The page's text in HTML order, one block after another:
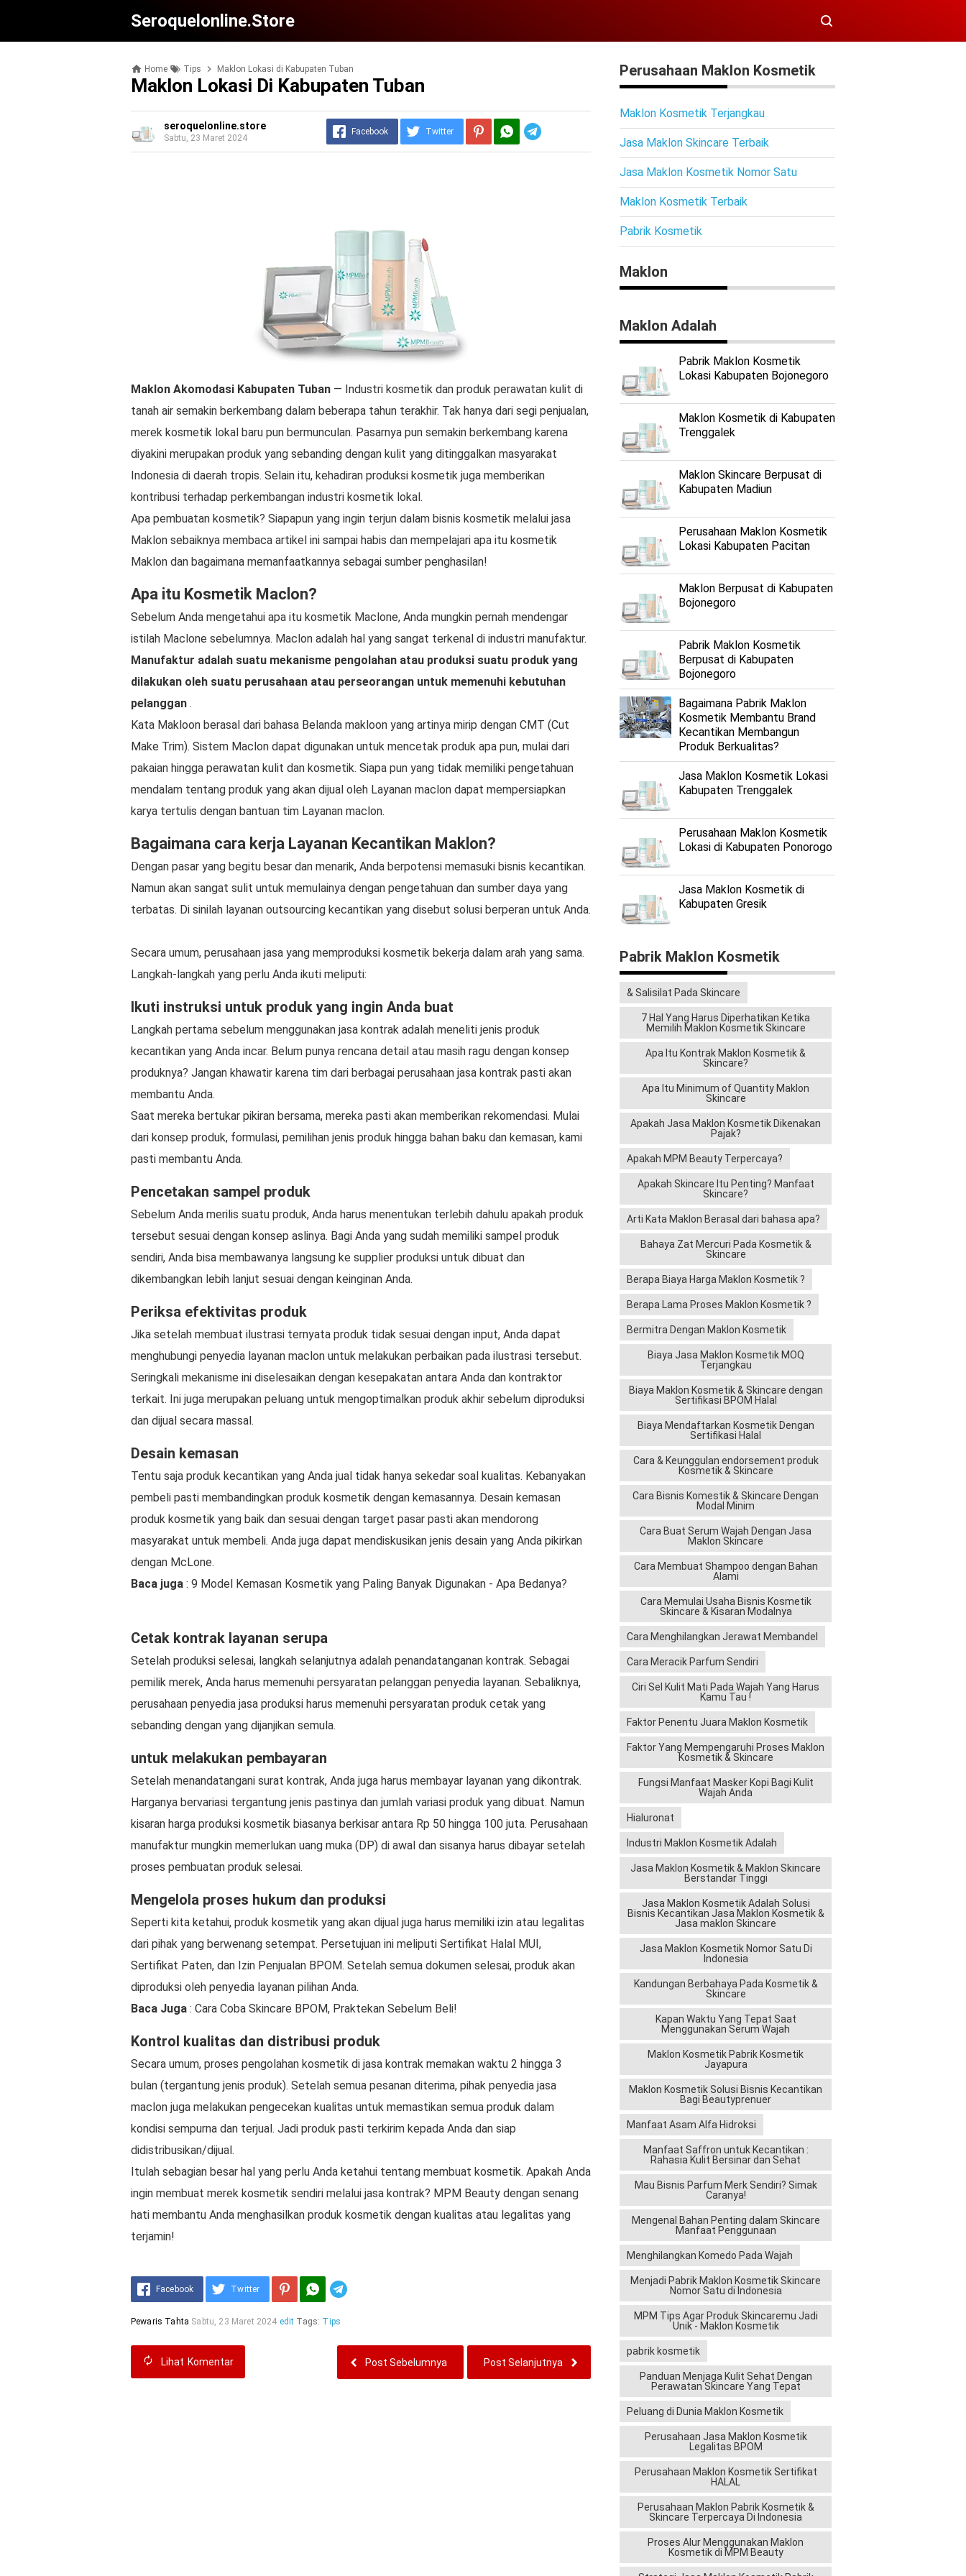
Seroquelonline.store
Home Tips Maklon Lokasi di Kabupaten Tuban
Maklon Lokasi Di Kabupaten Tuban
seroquelonline.store
Sabtu, 23 Maret 2024
Facebook Twitter
Maklon Akomodasi Kabupaten Tuban — Industri kosmetik dan produk perawatan kulit di
tanah air semakin berkembang dalam beberapa tahun terakhir. Tak hanya dari segi penjualan,
merek kosmetik lokal baru pun bermunculan. Pasarnya pun semakin berkembang karena
diyakini merupakan produk yang sebanding dengan kulit yang ditinggalkan masyarakat
Indonesia di daerah tropis. Selain itu, kehadiran produksi kosmetik juga memberikan
kontribusi terhadap perkembangan industri kosmetik lokal.
Apa pembuatan kosmetik? Siapapun yang ingin terjun dalam bisnis kosmetik melalui jasa
Maklon sebaiknya membaca artikel ini sampai habis dan mempelajari apa itu kosmetik
Maklon dan bagaimana memanfaatkannya sebagai sumber penghasilan!
Apa itu Kosmetik Maclon?
Sebelum Anda mengetahui apa itu kosmetik Maclone, Anda mungkin pernah mendengar
istilah Maclone sebelumnya. Maclon adalah hal yang sangat terkenal di industri manufaktur.
Manufaktur adalah suatu mekanisme pengolahan atau produksi suatu produk yang
dilakukan oleh suatu perusahaan atau perseorangan untuk memenuhi kebutuhan
pelanggan .
Kata Makloon berasal dari bahasa Belanda makloon yang artinya mirip dengan CMT (Cut
Make Trim). Sistem Maclon dapat digunakan untuk mencetak produk apa pun, mulai dari
pakaian hingga perawatan kulit dan kosmetik. Siapa pun yang tidak memiliki pengetahuan
mendalam tentang produk yang akan dijual oleh Layanan maclon dapat mempersiapkan
karya tertulis dengan bantuan tim Layanan maclon.
Bagaimana cara kerja Layanan Kecantikan Maklon?
Dengan pasar yang begitu besar dan menarik, Anda berpotensi memasuki bisnis kecantikan.
Namun akan sangat sulit untuk memulainya dengan pengetahuan dan sumber daya yang
terbatas. Di sinilah layanan outsourcing kecantikan yang disebut solusi berperan untuk Anda.
Secara umum, perusahaan jasa yang memproduksi kosmetik bekerja dalam arah yang sama.
Langkah-langkah yang perlu Anda ikuti meliputi:
Ikuti instruksi untuk produk yang ingin Anda buat
Langkah pertama sebelum menggunakan jasa kontrak adalah meneliti jenis produk
kecantikan yang Anda incar. Belum punya rencana detail atau masih ragu dengan konsep
produknya? Jangan khawatir karena tim dari berbagai perusahaan jasa kontrak pasti akan
membantu Anda.
Saat mereka bertukar pikiran bersama, mereka pasti akan memberikan rekomendasi. Mulai
dari konsep produk, formulasi, pemilihan jenis produk hingga bahan baku dan kemasan, kami
pasti membantu Anda.
Pencetakan sampel produk
Sebelum Anda merilis suatu produk, Anda harus menentukan terlebih dahulu apakah produk
tersebut sesuai dengan konsep aslinya. Bagi Anda yang sudah memiliki sampel produk
sendiri, Anda bisa membawanya langsung ke supplier produksi untuk dibuat dan
dikembangkan lebih lanjut sesuai dengan keinginan Anda.
Periksa efektivitas produk
Jika setelah membuat ilustrasi ternyata produk tidak sesuai dengan input, Anda dapat
menghubungi penyedia layanan maclon untuk melakukan perbaikan pada ilustrasi tersebut.
Seringkali mekanisme ini diselesaikan dengan kesepakatan antara Anda dan kontraktor
terkait. Ini juga merupakan peluang untuk mengoptimalkan produk akhir sebelum diproduksi
dan dijual secara massal.
Desain kemasan
Tentu saja produk kecantikan yang Anda jual tidak hanya sekedar soal kualitas. Kebanyakan
pembeli pasti membandingkan produk kosmetik dengan kemasannya. Desain kemasan
produk kosmetik yang baik dan sesuai dengan target pasar pasti akan mendorong
masyarakat untuk membeli. Anda juga dapat mendiskusikan jenis desain yang Anda pikirkan
dengan McLone.
Baca juga : 9 Model Kemasan Kosmetik yang Paling Banyak Digunakan - Apa Bedanya?
Cetak kontrak layanan serupa
Setelah produksi selesai, langkah selanjutnya adalah penandatanganan kontrak. Sebagai
pemilik merek, Anda harus memenuhi persyaratan pelanggan penyedia layanan. Sebaliknya,
perusahaan penyedia jasa produksi harus memenuhi persyaratan produk cetak yang
sebanding dengan yang dijanjikan semula.
untuk melakukan pembayaran
Setelah menandatangani surat kontrak, Anda juga harus membayar layanan yang dikontrak.
Harganya bervariasi tergantung jenis pastinya dan jumlah variasi produk yang dibuat. Namun
kisaran harga produksi kosmetik biasanya berkisar antara Rp 50 hingga 100 juta. Perusahaan
manufaktur mungkin memerlukan uang muka (DP) di awal dan sisanya harus dibayar setelah
proses pembuatan produk selesai.
Mengelola proses hukum dan produksi
Seperti kita ketahui, produk kosmetik yang akan dijual juga harus memiliki izin atau legalitas
dari pihak yang berwenang setempat. Persetujuan ini meliputi Sertifikat Halal MUI,
Sertifikat Paten, dan Izin Penjualan BPOM. Setelah semua dokumen selesai, produk akan
diproduksi oleh penyedia layanan pilihan Anda.
Baca Juga : Cara Coba Skincare BPOM, Praktekan Sebelum Beli!
Kontrol kualitas dan distribusi produk
Secara umum, proses pengolahan kosmetik di jasa kontrak memakan waktu 2 hingga 3
bulan (tergantung jenis produk). Setelah semua pesanan diterima, pihak penyedia jasa
maclon juga melakukan pengecekan kualitas untuk memastikan semua produk dalam
kondisi sempurna dan terjual. Jadi produk pasti terkirim kepada Anda dan siap
didistribusikan/dijual.
Itulah sebagian besar hal yang perlu Anda ketahui tentang membuat kosmetik. Apakah Anda
ingin membuat merek kosmetik sendiri melalui jasa kontrak? MPM Beauty dengan senang
hati membantu Anda menghasilkan produk kosmetik dengan kualitas atau legalitas yang
terjamin!
Facebook Twitter
Pewaris Tahta Sabtu, 23 Maret 2024 edit Tags: Tips
Lihat Komentar Post Selanjutnya
Post Sebelumnya
Perusahaan Maklon Kosmetik
Maklon Kosmetik Terjangkau
Jasa Maklon Skincare Terbaik
Jasa Maklon Kosmetik Nomor Satu
Maklon Kosmetik Terbaik
Pabrik Kosmetik
Maklon
Maklon Adalah
Pabrik Maklon Kosmetik
Lokasi Kabupaten Bojonegoro
Maklon Kosmetik di Kabupaten
Trenggalek
Maklon Skincare Berpusat di
Kabupaten Madiun
Perusahaan Maklon Kosmetik
Lokasi Kabupaten Pacitan
Maklon Berpusat di Kabupaten
Bojonegoro
Pabrik Maklon Kosmetik
Berpusat di Kabupaten
Bojonegoro
Bagaimana Pabrik Maklon
Kosmetik Membantu Brand
Kecantikan Membangun
Produk Berkualitas?
Jasa Maklon Kosmetik Lokasi
Kabupaten Trenggalek
Perusahaan Maklon Kosmetik
Lokasi di Kabupaten Ponorogo
Jasa Maklon Kosmetik di
Kabupaten Gresik
Pabrik Maklon Kosmetik
& Salisilat Pada Skincare
7 Hal Yang Harus Diperhatikan Ketika
Memilih Maklon Kosmetik Skincare
Apa Itu Kontrak Maklon Kosmetik &
Skincare?
Apa Itu Minimum of Quantity Maklon
Skincare
Apakah Jasa Maklon Kosmetik Dikenakan
Pajak?
Apakah MPM Beauty Terpercaya?
Apakah Skincare Itu Penting? Manfaat
Skincare?
Arti Kata Maklon Berasal dari bahasa apa?
Bahaya Zat Mercuri Pada Kosmetik &
Skincare
Berapa Biaya Harga Maklon Kosmetik ?
Berapa Lama Proses Maklon Kosmetik ?
Bermitra Dengan Maklon Kosmetik
Biaya Jasa Maklon Kosmetik MOQ
Terjangkau
Biaya Maklon Kosmetik & Skincare dengan
Sertifikasi BPOM Halal
Biaya Mendaftarkan Kosmetik Dengan
Sertifikasi Halal
Cara & Keunggulan endorsement produk
Kosmetik & Skincare
Cara Bisnis Komestik & Skincare Dengan
Modal Minim
Cara Buat Serum Wajah Dengan Jasa
Maklon Skincare
Cara Membuat Shampoo dengan Bahan
Alami
Cara Memulai Usaha Bisnis Kosmetik
Skincare & Kisaran Modalnya
Cara Menghilangkan Jerawat Membandel
Cara Meracik Parfum Sendiri
Ciri Sel Kulit Mati Pada Wajah Yang Harus
Kamu Tau !
Faktor Penentu Juara Maklon Kosmetik
Faktor Yang Mempengaruhi Proses Maklon
Kosmetik & Skincare
Fungsi Manfaat Masker Kopi Bagi Kulit
Wajah Anda
Hialuronat
Industri Maklon Kosmetik Adalah
Jasa Maklon Kosmetik & Maklon Skincare
Berstandar Tinggi
Jasa Maklon Kosmetik Adalah Solusi
Bisnis Kecantikan Jasa Maklon Kosmetik &
Jasa maklon Skincare
Jasa Maklon Kosmetik Nomor Satu Di
Indonesia
Kandungan Berbahaya Pada Kosmetik &
Skincare
Kapan Waktu Yang Tepat Saat
Menggunakan Serum Wajah
Maklon Kosmetik Pabrik Kosmetik
Jayapura
Maklon Kosmetik Solusi Bisnis Kecantikan
Bagi Beautyprenuer
Manfaat Asam Alfa Hidroksi
Manfaat Saffron untuk Kecantikan :
Rahasia Kulit Bersinar dan Sehat
Mau Bisnis Parfum Merk Sendiri? Simak
Caranya!
Mengenal Bahan Penting dalam Skincare
Manfaat Penggunaan
Menghilangkan Komedo Pada Wajah
Menjadi Pabrik Maklon Kosmetik Skincare
Nomor Satu di Indonesia
MPM Tips Agar Produk Skincaremu Jadi
Unik - Maklon Kosmetik
pabrik kosmetik
Panduan Menjaga Kulit Sehat Dengan
Perawatan Skincare Yang Tepat
Peluang di Dunia Maklon Kosmetik
Perusahaan Jasa Maklon Kosmetik
Legalitas BPOM
Perusahaan Maklon Kosmetik Sertifikat
HALAL
Perusahaan Maklon Pabrik Kosmetik &
Skincare Terpercaya Di Indonesia
Proses Alur Menggunakan Maklon
Kosmetik di MPM Beauty